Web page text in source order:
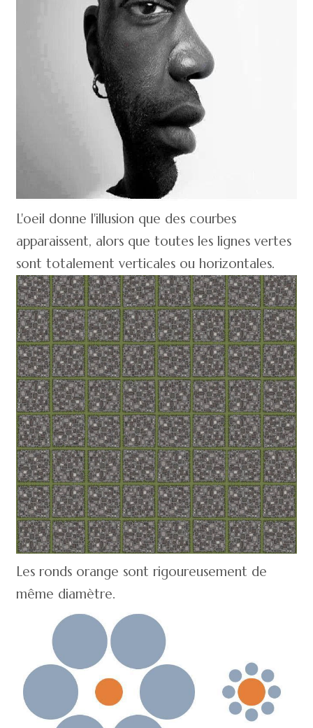
L'oeil donne l'illusion que des courbes
apparaissent, alors que toutes les lignes vertes
sont totalement verticales ou horizontales.
Les ronds orange sont rigoureusement de
même diamètre.